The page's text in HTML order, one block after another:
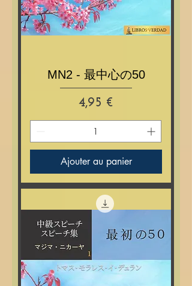
MN2 - 最中心の50
Prix
4,95 €
Ajouter au panier